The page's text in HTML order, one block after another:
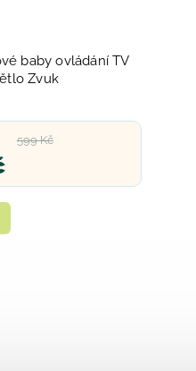
baby ovládání TV
Zvuk
599 Kč